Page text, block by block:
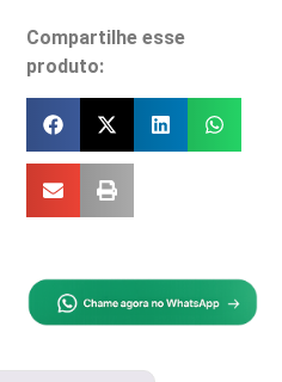
Compartilhe esse
produto: